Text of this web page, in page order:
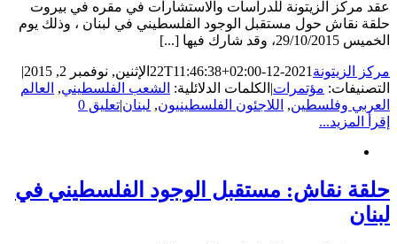
عقد مركز الزيتونة للدراسات والاستشارات في مقره في بيروت
حلقة نقاش حول مستقبل الوجود الفلسطيني في لبنان ، وذلك يوم
الخميس 29/10/2015، وقد شارك فيها [...]
مركز الزيتونة 2021-12-22T11:46:38+02:00 الإثنين, نوفمبر 2, 2015
|
التصنيفات: مؤتمرات| الكلمات الدلائلية: الشعب الفلسطيني, العالم
العربي وفلسطين, اللاجئون الفلسطينيون, لبنان|تعليق 0
إقرأ المزيد...
حلقة نقاش: مستقبل الوجود الفلسطيني في
لبنان